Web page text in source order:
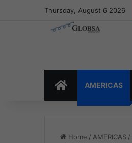
Thursday, August 6 2026
HOMEAMERICAS
Home / AMERICAS /